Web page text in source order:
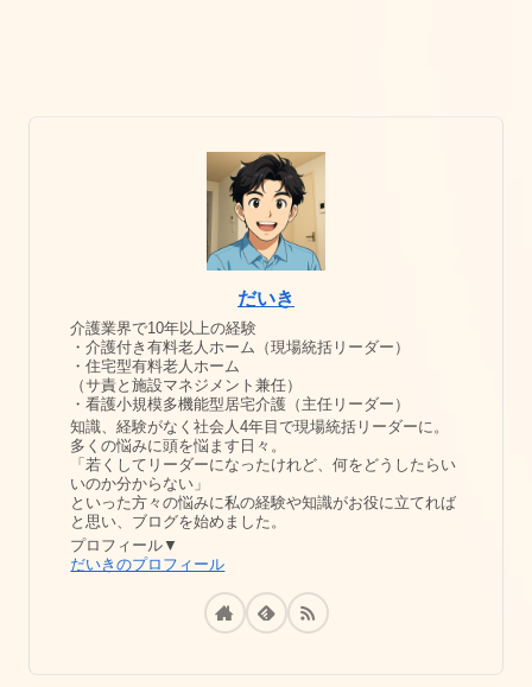
だいき
介護業界で10年以上の経験
・介護付き有料老人ホーム（現場統括リーダー）
・住宅型有料老人ホーム
（サ責と施設マネジメント兼任）
・看護小規模多機能型居宅介護（主任リーダー）
知識、経験がなく社会人4年目で現場統括リーダーに。
多くの悩みに頭を悩ます日々。
「若くしてリーダーになったけれど、何をどうしたらい
いのか分からない」
といった方々の悩みに私の経験や知識がお役に立てれば
と思い、ブログを始めました。
プロフィール▼
だいきのプロフィール